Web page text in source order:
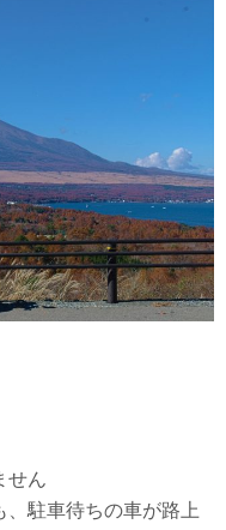
せん
、駐車待ちの車が路上